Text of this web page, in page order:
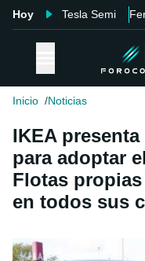
Hoy Tesla Semi
Inicio Noticias
IKEA
para adoptar
Flotas
en todos sus